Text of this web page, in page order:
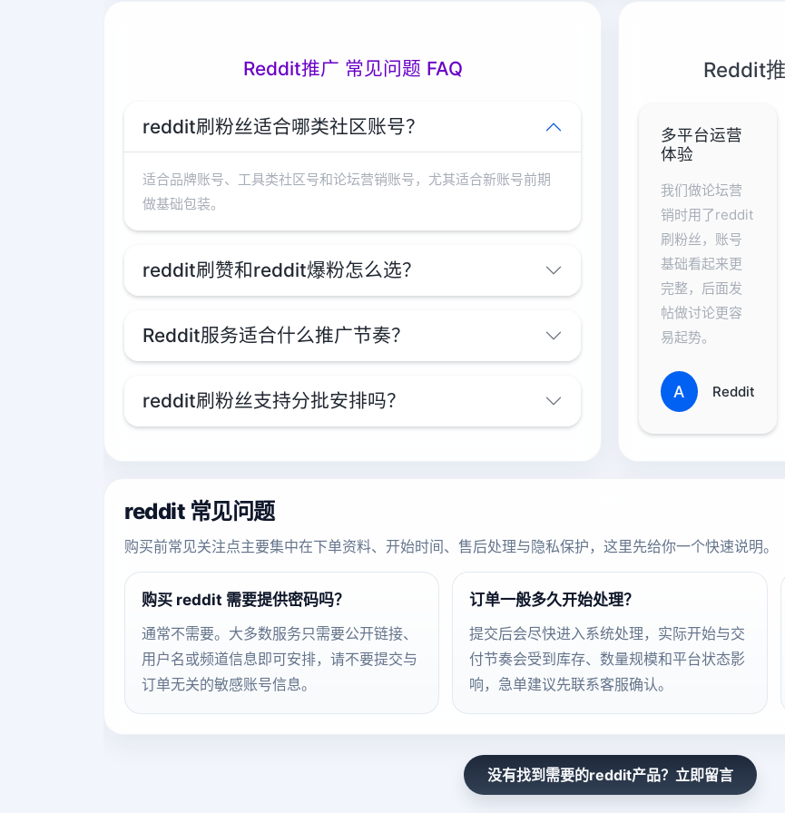
Reddit推广 常见问题 FAQ
reddit刷粉丝适合哪类社区账号？
适合品牌账号、工具类社区号和论坛营销账号，尤其适合新账号前期
做基础包装。
reddit刷赞和reddit爆粉怎么选？
Reddit服务适合什么推广节奏？
reddit刷粉丝支持分批安排吗？
Reddit
多平台运营
体验
我们做论坛营
销时用了reddit
刷粉丝，账号
基础看起来更
完整，后面发
帖做讨论更容
易起势。
A Reddit
reddit 常见问题
购买前常见关注点主要集中在下单资料、开始时间、售后处理与隐私保护，这里先给你一个快速说明。
购买 reddit 需要提供密码吗？
通常不需要。大多数服务只需要公开链接、
用户名或频道信息即可安排，请不要提交与
订单无关的敏感账号信息。
订单一般多久开始处理？
提交后会尽快进入系统处理，实际开始与交
付节奏会受到库存、数量规模和平台状态影
响，急单建议先联系客服确认。
没有找到需要的reddit产品？立即留言